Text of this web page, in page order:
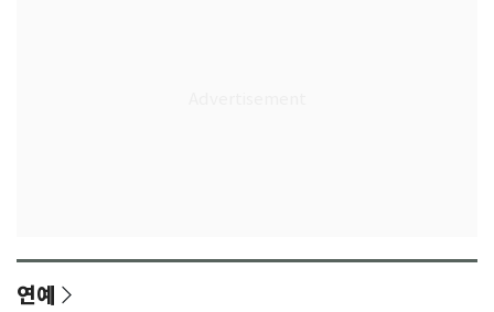
연예